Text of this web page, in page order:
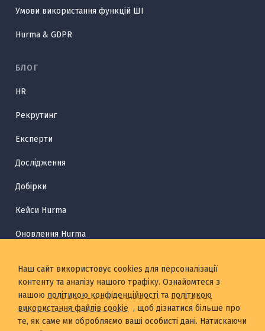
Умови використання функцій ШІ
Hurma & GDPR
БЛОГ
HR
Рекрутинг
Експерти
Дослідження
Добірки
Кейси Hurma
Оновлення Hurma
Наш сайт використовує cookies для персоналізації
контенту та аналізу нашого трафіку. Ознайомтеся з
нашою політикою конфіденційності та політикою
використання файлів cookie , щоб дізнатися більше про
те, як саме ми обробляємо ваші особисті дані. Натискаючи